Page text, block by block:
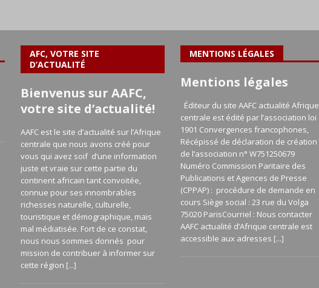
AFC, VOTRE SITE
D’ACTUALITÉ
Bienvenus sur AAFC,
votre site d’actualité!
AAFC est le site d’actualité sur l’Afrique
centrale que nous avons créé pour
vous qui avez soif d’une information
juste et vraie sur cette partie du
continent africain tant convoitée,
connue pour ses innombrables
richesses naturelle, culturelle,
touristique et démographique, mais
mal médiatisée. Fort de ce constat,
nous nous sommes donnés pour
mission de contribuer à informer sur
cette région [...]
MENTIONS LÉGALES
Mentions légales
Éditeur du site AAFC actualité Afrique
centrale est édité par l’association loi
1901 Convergences francophones,
Récépissé de déclaration de création
de l’association n° W751250679
Numéro Commission Paritaire des
Publications et Agences de Presse
(CPPAP) : procédure de demande en
cours Siège social : 23 rue du Volga
75020 ParisCourriel : Nous contacter
AAFC actualité d’Afrique centrale est
accessible aux adresses [...]